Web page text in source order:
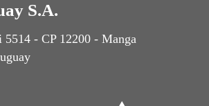
S.A.
5514 - CP 12200 - Manga